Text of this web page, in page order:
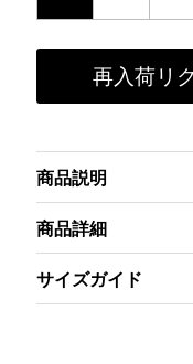
再入荷リ
商品説明
商品詳細
サイズガイド